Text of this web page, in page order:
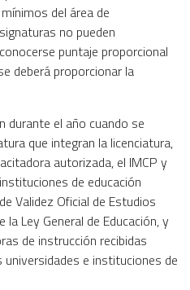
del área de
no pueden
puntaje proporcional
deberá proporcionar la
durante el año cuando se
que integran la licenciatura,
autorizada, el IMCP y
de educación
Validez Oficial de Estudios
Ley General de Educación, y
de instrucción recibidas
universidades e instituciones de